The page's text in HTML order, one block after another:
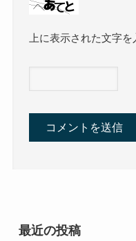
上に表示された文字
最近の投稿